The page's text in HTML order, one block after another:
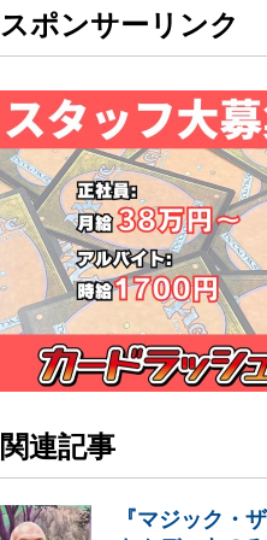
スポンサーリンク
関連記事
『マジック・